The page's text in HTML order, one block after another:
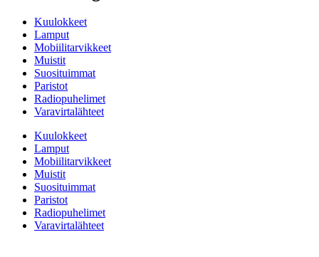
Kuulokkeet
Lamput
Mobiilitarvikkeet
Muistit
Suosituimmat
Paristot
Radiopuhelimet
Varavirtalähteet
Kuulokkeet
Lamput
Mobiilitarvikkeet
Muistit
Suosituimmat
Paristot
Radiopuhelimet
Varavirtalähteet